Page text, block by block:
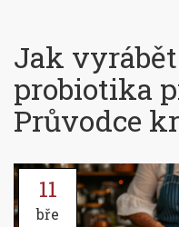
Jak
probiotika
Průvodce
11
bře